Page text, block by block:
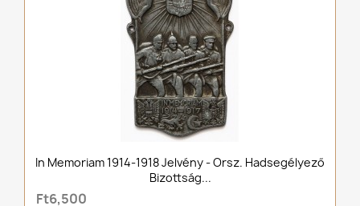
In Memoriam 1914-1918 Jelvény - Orsz. Hadsegélyező
Bizottság...
Ft6,500